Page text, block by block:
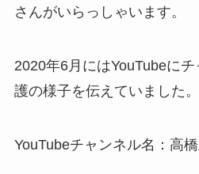
さんがいらっしゃいます。
2020年6月にはYouTubeに
護の様子を伝えていました。
YouTubeチャンネル名：高